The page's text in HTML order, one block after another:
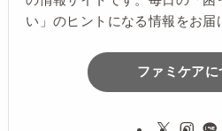
い」のヒントになる情報をお届
ファミケアに